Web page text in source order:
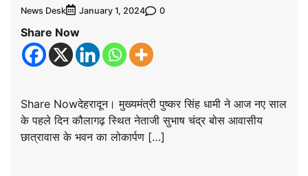
News Desk January 1, 2024 0
Share Now
Share Nowदेहरादून। मुख्यमंत्री पुष्कर सिंह धामी ने आज नए साल
के पहले दिन कौलागढ़ स्थित नेताजी सुभाष चंद्र बोस आवासीय
छात्रावास के भवन का लोकार्पण […]